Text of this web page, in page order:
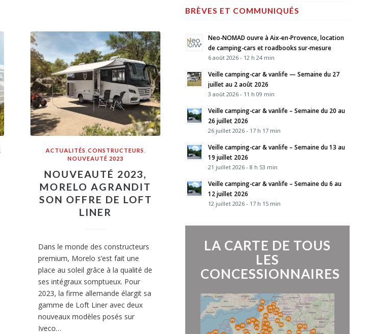
ACTUALITÉS ,CONSTRUCTEURS
NOUVEAUTÉ 2023
NOUVEAUTÉ 2023,
MORELO AGRANDIT
SON OFFRE DE LOFT
LINER
Dans le monde des constructeurs
premium, Morelo s’est fait une
place au soleil grâce à la qualité de
ses intégraux somptueux. Pour
2023, la firme allemande élargit sa
gamme de Loft Liner avec deux
nouveaux modèles posés sur
Iveco…
BRÈVES ET COMMUNIQUÉS
Neo-NOMAD ouvre à Aix-en-Provence, location
de camping-cars et roadbooks sur-mesure
6 août 2026 - 12 h 24 min
Veille camping-car & vanlife — Semaine du 27
juillet au 2 août 2026
3 août 2026 - 11 h 09 min
Veille camping-car & vanlife – Semaine du 20 au
26 juillet 2026
26 juillet 2026 - 17 h 17 min
Veille camping-car & vanlife – Semaine du 13 au
19 juillet 2026
21 juillet 2026 - 8 h 53 min
Veille camping-car & vanlife – Semaine du 6 au
12 juillet 2026
12 juillet 2026 - 17 h 15 min
LA CARTE DE TOUS
LES
CONCESSIONNAIRES